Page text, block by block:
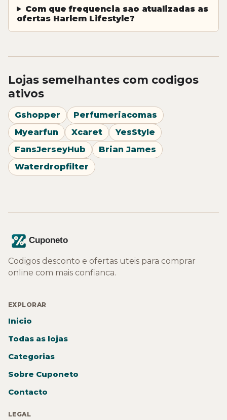
Com que frequencia sao atualizadas as
ofertas Harlem Lifestyle?
Lojas semelhantes com codigos
ativos
Gshopper
Perfumeriacomas
Myearfun
Xcaret
YesStyle
FansJerseyHub
Brian James
Waterdropfilter
Codigos desconto e ofertas uteis para comprar
online com mais confianca.
EXPLORAR
Inicio
Todas as lojas
Categorias
Sobre Cuponeto
Contacto
LEGAL